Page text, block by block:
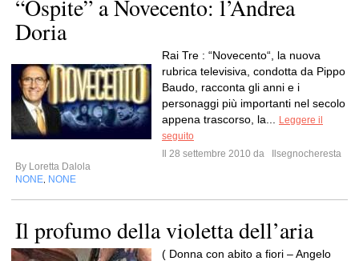
“Ospite” a Novecento: l’Andrea
Doria
Rai Tre : “Novecento“, la nuova
rubrica televisiva, condotta da Pippo
Baudo, racconta gli anni e i
personaggi più importanti nel secolo
appena trascorso, la...
Leggere il
seguito
Il 28 settembre 2010 da
Ilsegnocheresta
By Loretta Dalola
NONE NONE
Il profumo della violetta dell’aria
( Donna con abito a fiori – Angelo